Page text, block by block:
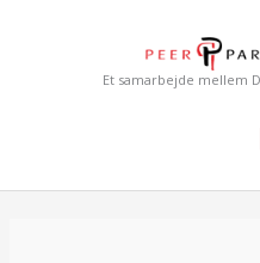
Et samarbejde mellem